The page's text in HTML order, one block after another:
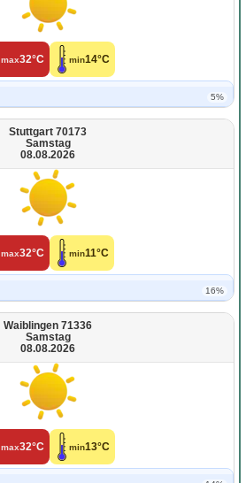
max32°C min14°C
5%
Stuttgart 70173
Samstag
08.08.2026
max32°C min11°C
16%
Waiblingen 71336
Samstag
08.08.2026
max32°C min13°C